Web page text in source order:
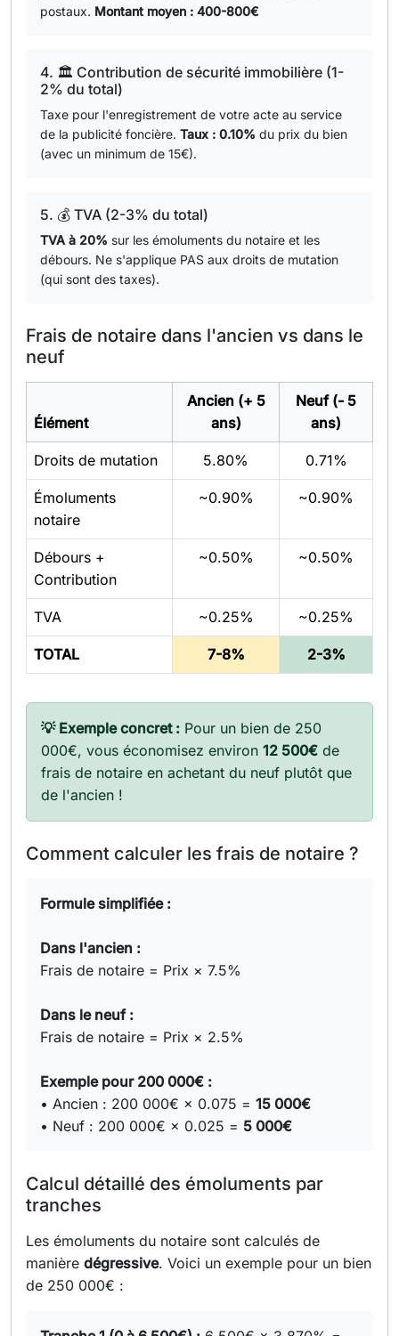
postaux. Montant moyen : 400-800€
4. 🏛️ Contribution de sécurité immobilière (1-
2% du total)
Taxe pour l'enregistrement de votre acte au service
de la publicité foncière. Taux : 0.10% du prix du bien
(avec un minimum de 15€).
5. 💰 TVA (2-3% du total)
TVA à 20% sur les émoluments du notaire et les
débours. Ne s'applique PAS aux droits de mutation
(qui sont des taxes).
Frais de notaire dans l'ancien vs dans le
neuf
Élément
Ancien (+ 5
ans)
Neuf (- 5
ans)
Droits de mutation 5.80% 0.71%
Émoluments
notaire
~0.90% ~0.90%
Débours +
Contribution
~0.50% ~0.50%
TVA ~0.25% ~0.25%
TOTAL 7-8% 2-3%
💡 Exemple concret : Pour un bien de 250
000€, vous économisez environ 12 500€ de
frais de notaire en achetant du neuf plutôt que
de l'ancien !
Comment calculer les frais de notaire ?
Formule simplifiée :
Dans l'ancien :
Frais de notaire = Prix × 7.5%
Dans le neuf :
Frais de notaire = Prix × 2.5%
Exemple pour 200 000€ :
• Ancien : 200 000€ × 0.075 = 15 000€
• Neuf : 200 000€ × 0.025 = 5 000€
Calcul détaillé des émoluments par
tranches
Les émoluments du notaire sont calculés de
manière dégressive. Voici un exemple pour un bien
de 250 000€ :